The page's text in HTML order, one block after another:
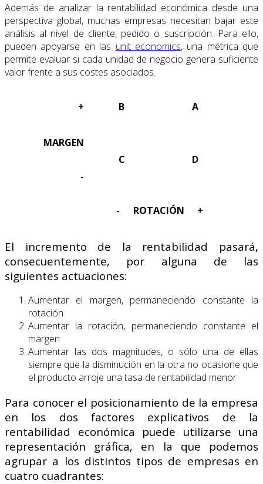
Además de analizar la rentabilidad económica desde una
perspectiva global, muchas empresas necesitan bajar este
análisis al nivel de cliente, pedido o suscripción. Para ello,
pueden apoyarse en las unit economics, una métrica que
permite evaluar si cada unidad de negocio genera suficiente
valor frente a sus costes asociados.
+ B A
MARGEN
C
D
-
- ROTACIÓN +
El incremento de la rentabilidad pasará,
consecuentemente, por alguna de las
siguientes actuaciones:
Aumentar el margen, permaneciendo constante la
rotación
Aumentar la rotación, permaneciendo constante el
margen
Aumentar las dos magnitudes, o sólo una de ellas
siempre que la disminución en la otra no ocasione que
el producto arroje una tasa de rentabilidad menor
Para conocer el posicionamiento de la empresa
en los dos factores explicativos de la
rentabilidad económica puede utilizarse una
representación gráfica, en la que podemos
agrupar a los distintos tipos de empresas en
cuatro cuadrantes: